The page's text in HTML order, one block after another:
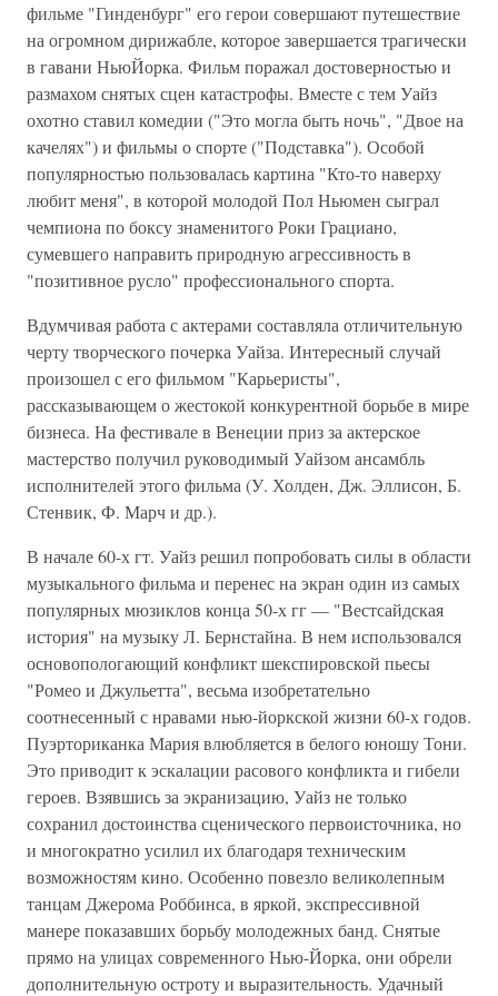
фильме "Гинденбург" его герои совершают путешествие
на огромном дирижабле, которое завершается трагически
в гавани НьюЙорка. Фильм поражал достоверностью и
размахом снятых сцен катастрофы. Вместе с тем Уайз
охотно ставил комедии ("Это могла быть ночь", "Двое на
качелях") и фильмы о спорте ("Подставка"). Особой
популярностью пользовалась картина "Кто-то наверху
любит меня", в которой молодой Пол Ньюмен сыграл
чемпиона по боксу знаменитого Роки Грациано,
сумевшего направить природную агрессивность в
"позитивное русло" профессионального спорта.
Вдумчивая работа с актерами составляла отличительную
черту творческого почерка Уайза. Интересный случай
произошел с его фильмом "Карьеристы",
рассказывающем о жестокой конкурентной борьбе в мире
бизнеса. На фестивале в Венеции приз за актерское
мастерство получил руководимый Уайзом ансамбль
исполнителей этого фильма (У. Холден, Дж. Эллисон, Б.
Стенвик, Ф. Марч и др.).
В начале 60-х гт. Уайз решил попробовать силы в области
музыкального фильма и перенес на экран один из самых
популярных мюзиклов конца 50-х гг — "Вестсайдская
история" на музыку Л. Бернстайна. В нем использовался
основопологающий конфликт шекспировской пьесы
"Ромео и Джульетта", весьма изобретательно
соотнесенный с нравами нью-йоркской жизни 60-х годов.
Пуэрториканка Мария влюбляется в белого юношу Тони.
Это приводит к эскалации расового конфликта и гибели
героев. Взявшись за экранизацию, Уайз не только
сохранил достоинства сценического первоисточника, но
и многократно усилил их благодаря техническим
возможностям кино. Особенно повезло великолепным
танцам Джерома Роббинса, в яркой, экспрессивной
манере показавших борьбу молодежных банд. Снятые
прямо на улицах современного Нью-Йорка, они обрели
дополнительную остроту и выразительность. Удачный